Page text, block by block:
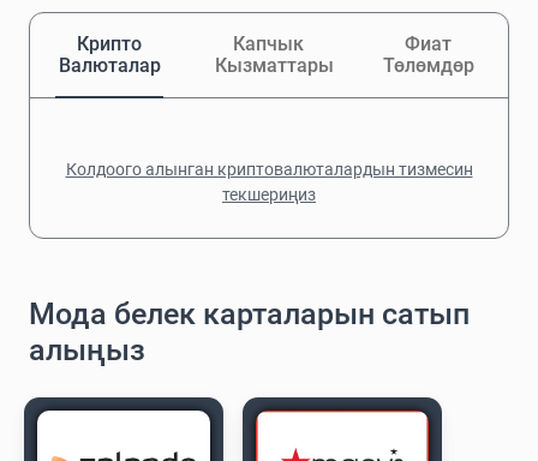
Крипто
Валюталар
Капчык
Кызматтары
Фиат
Төлөмдөр
Колдоого алынган криптовалюталардын тизмесин
текшериңиз
Мода белек карталарын сатып
алыңыз